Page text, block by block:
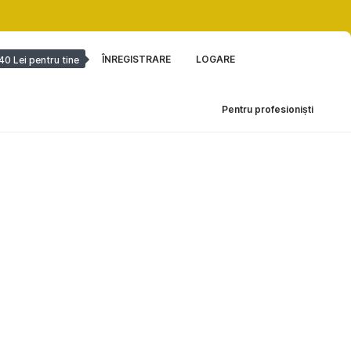
Lei pentru tine ÎNREGISTRARE LOGARE
Pentru profesioniști